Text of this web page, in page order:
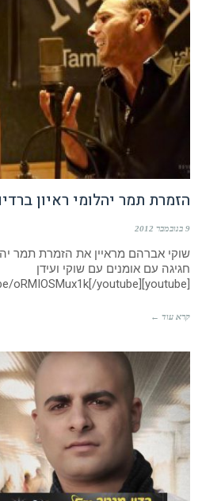
הזמרת תמר יהלומי ראיון
9 בנובמבר 2012
שוקי אברהם מראיין את הזמרת תמר
חגיגה עם אומנים עם שוקי ועידן
[youtube]http://youtu.be/oRMIOSMux1k[/youtube]
קרא עוד ←